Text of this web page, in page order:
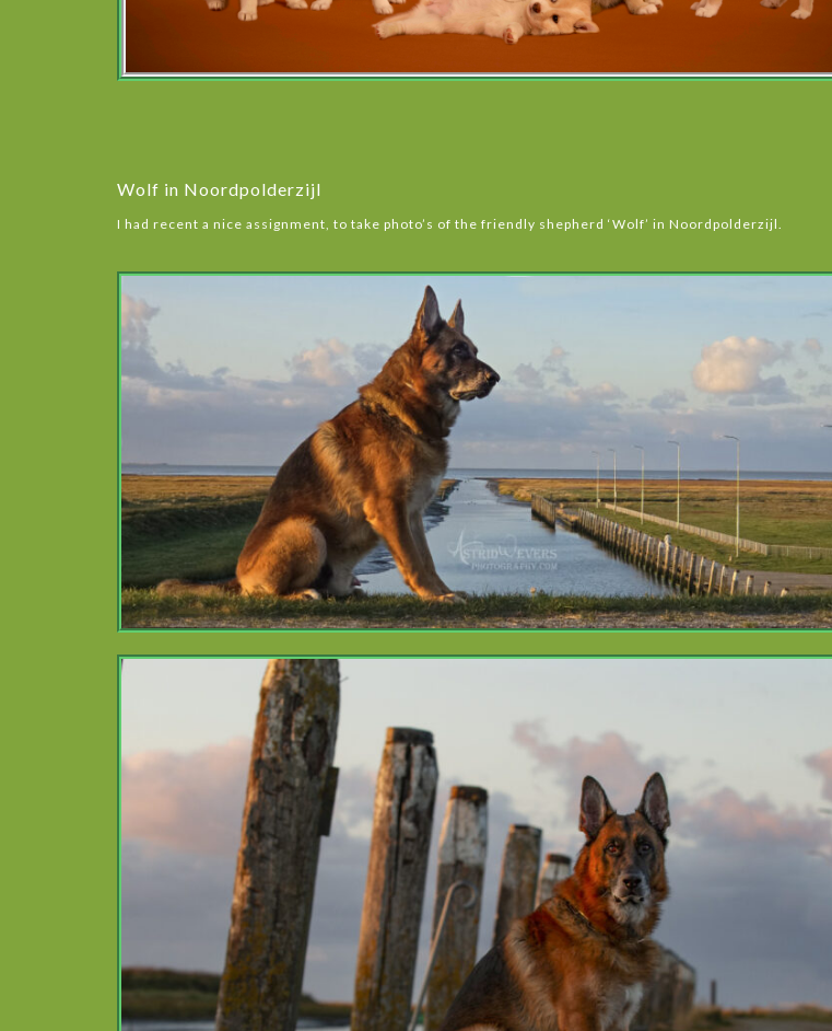
Wolf in Noordpolderzijl
I had recent a nice assignment, to take photo’s of the friendly shepherd ‘Wolf’ in Noordpolderzijl.